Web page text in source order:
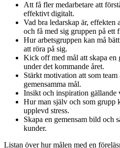
Att få fler medarbetare att
effektivt digitalt.
Vad bra ledarskap är, effekten
och få med sig gruppen på ett
Hur arbetsgruppen kan må
att röra på sig.
Kick off med mål att skapa en
under det kommande året.
Stärkt motivation att som team
gemensamma mål.
Insikt och inspiration
Hur man själv och som grupp
upplevd stress.
Skapa en gemensam bild och
kunder.
Listan över hur målen med en